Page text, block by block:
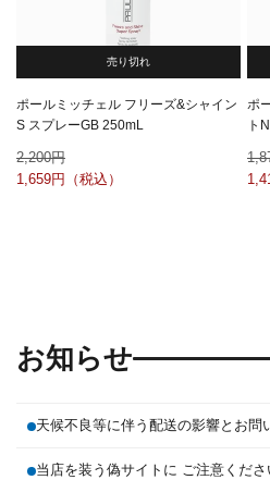
売り切れ
ポールミッチェル フリーズ&シャイン
S スプレーGB 250mL
2,200
1,659
ポ
ト
お知らせ
天候不良等に伴う配送の影響とお問
当店を装う偽サイトに ご注意くださ